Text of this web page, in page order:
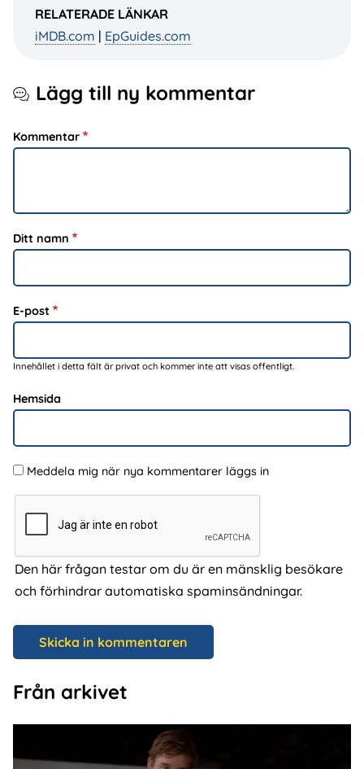
RELATERADE LÄNKAR
iMDB.com | EpGuides.com
Lägg till ny kommentar
Kommentar
Ditt namn
E-post
Innehållet i detta fält är privat och kommer inte att visas offentligt.
Hemsida
Meddela mig när nya kommentarer läggs in
Den här frågan testar om du är en mänsklig besökare
och förhindrar automatiska spaminsändningar.
Från arkivet